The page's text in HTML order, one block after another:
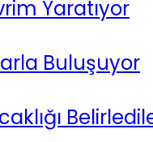
Yaratıyor
Buluşuyor